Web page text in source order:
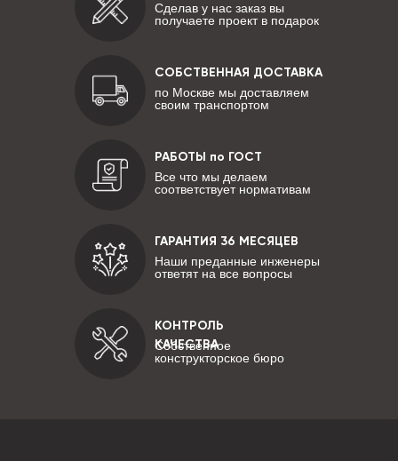
Сделав у нас заказ вы
получаете проект в подарок
СОБСТВЕННАЯ ДОСТАВКА
по Москве мы доставляем
своим транспортом
РАБОТЫ по ГОСТ
Все что мы делаем
соответствует нормативам
КОНТРОЛЬ
КАЧЕСТВА
Собственное
конструкторское бюро
ГАРАНТИЯ 36 МЕСЯЦЕВ
Наши преданные инженеры
ответят на все вопросы